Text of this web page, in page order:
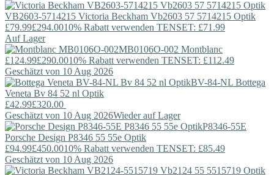
VB2603-5714215 Victoria Beckham Vb2603 57 5714215 Optik
£79.99£294.0010% Rabatt verwenden TENSET: £71.99
Auf Lager
MB0106O-002 Montblanc
£124.99£290.0010% Rabatt verwenden TENSET: £112.49
Geschätzt von 10 Aug 2026
BV-84-NL Bottega
Veneta Bv 84 52 nl Optik
£42.99£320.00
Geschätzt von 10 Aug 2026Wieder auf Lager
P8346-55E
Porsche Design P8346 55 55e Optik
£94.99£450.0010% Rabatt verwenden TENSET: £85.49
Geschätzt von 10 Aug 2026